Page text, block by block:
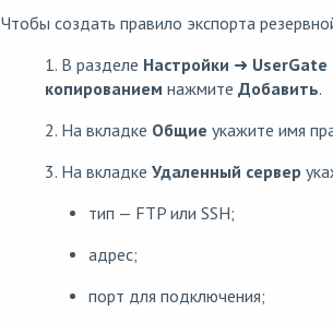
Чтобы создать правило экспорта
1. В разделе Настройки ➜ UserGate
копированием нажмите Добавить.
2. На вкладке Общие укажите имя
3. На вкладке Удаленный сервер
тип — FTP или SSH;
адрес;
порт для подключения;